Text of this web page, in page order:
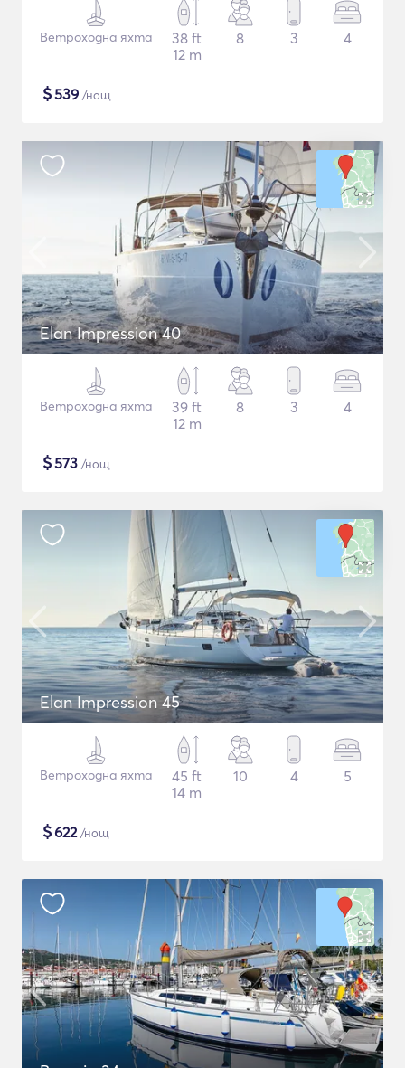
Ветроходна яхта
38 ft
12 m
8 3 4
$539 /нощ
Elan Impression 40
Ветроходна яхта
39 ft
12 m
8 3 4
$573 /нощ
Elan Impression 45
Ветроходна яхта
45 ft
14 m
10 4 5
$622/нощ